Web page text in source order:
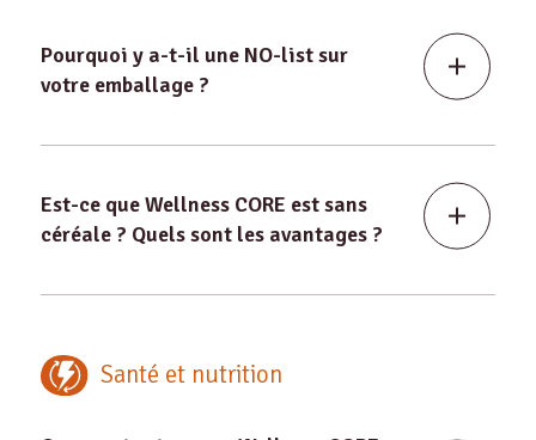
Pourquoi y a-t-il une NO-list sur
votre emballage ?
Est-ce que Wellness CORE est sans
céréale ? Quels sont les avantages ?
Santé et nutrition